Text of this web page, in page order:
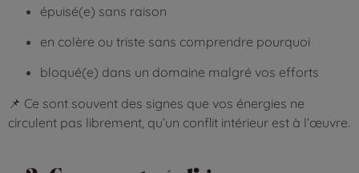
épuisé(e) sans raison
en colère ou triste sans comprendre pourquoi
bloqué(e) dans un domaine malgré vos efforts
📌 Ce sont souvent des signes que vos énergies ne
circulent pas librement, qu’un conflit intérieur est à l’œuvre.